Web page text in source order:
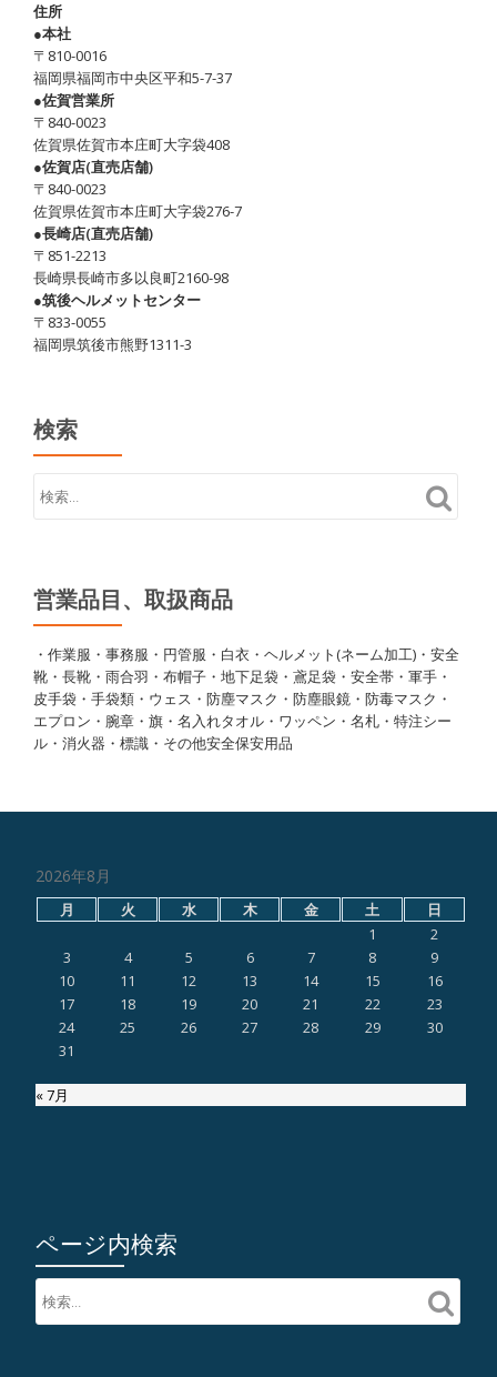
住所
●本社
〒810-0016
福岡県福岡市中央区平和5-7-37
●佐賀営業所
〒840-0023
佐賀県佐賀市本庄町大字袋408
●佐賀店(直売店舗)
〒840-0023
佐賀県佐賀市本庄町大字袋276-7
●長崎店(直売店舗)
〒851-2213
長崎県長崎市多以良町2160-98
●筑後ヘルメットセンター
〒833-0055
福岡県筑後市熊野1311-3
検索
営業品目、取扱商品
・作業服・事務服・円管服・白衣・ヘルメット(ネーム加工)・安全
靴・長靴・雨合羽・布帽子・地下足袋・鳶足袋・安全帯・軍手・
皮手袋・手袋類・ウェス・防塵マスク・防塵眼鏡・防毒マスク・
エプロン・腕章・旗・名入れタオル・ワッペン・名札・特注シー
ル・消火器・標識・その他安全保安用品
2026年8月
月 火 水 木 金 土
日
1
2
3
4 5 6 7 8
9
10
11 12 13 14 15
16
17
18 19 20 21 22
23
24
25 26 27 28 29
30
31
« 7月
ページ内検索